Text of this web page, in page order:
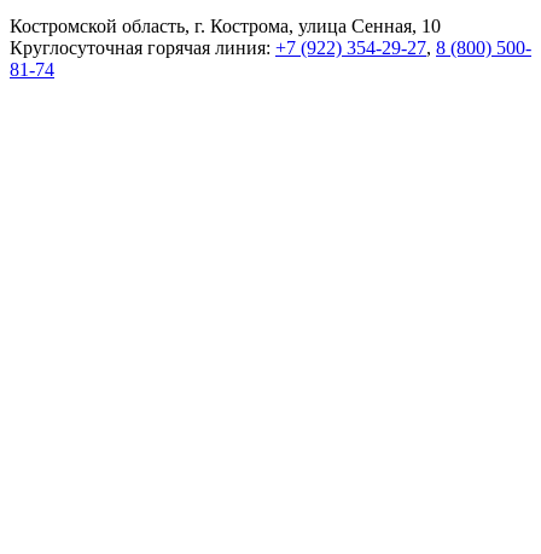
Костромской область, г. Кострома, улица Сенная, 10
Круглосуточная горячая линия: +7 (922) 354-29-27, 8 (800) 500-
81-74